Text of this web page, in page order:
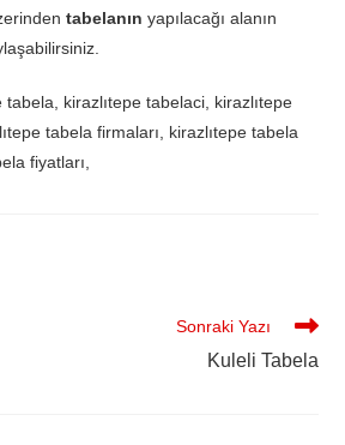
tabelanın yapılacağı alanın
tabela, kirazlıtepe tabelaci, kirazlıtepe
tabela firmaları, kirazlıtepe tabela
fiyatları,
Sonraki Yazı
Kuleli Tabela